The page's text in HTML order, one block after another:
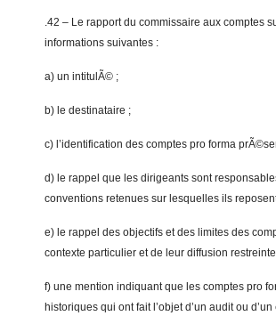
.42 – Le rapport du commissaire aux comptes
informations suivantes :
a) un intitulÃ© ;
b) le destinataire ;
c) l’identification des comptes pro forma
d) le rappel que les dirigeants sont
conventions retenues sur lesquelles ils
e) le rappel des objectifs et des limites des
contexte particulier et de leur diffusion
f) une mention indiquant que les comptes pro
historiques qui ont fait l’objet d’un audit ou